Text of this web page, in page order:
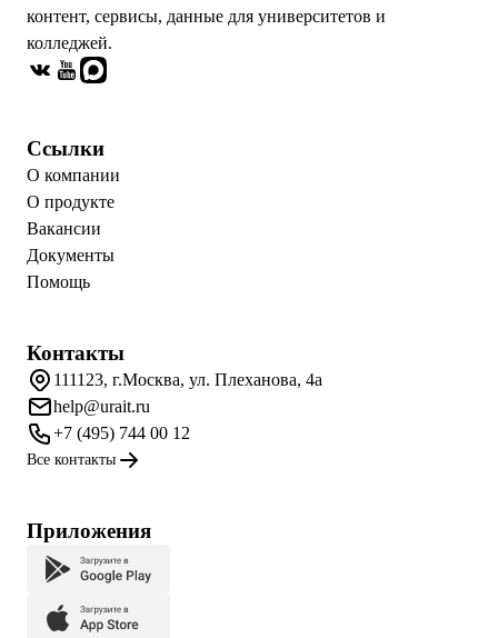
контент, сервисы, данные для университетов и
колледжей.
Ссылки
О компании
О продукте
Вакансии
Документы
Помощь
Контакты
111123, г.Москва, ул. Плеханова, 4а
help@urait.ru
+7 (495) 744 00 12
Все контакты
Приложения